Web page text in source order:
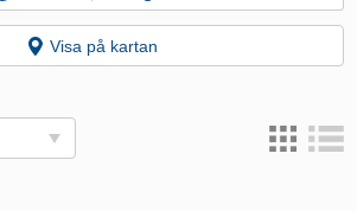
Visa på kartan